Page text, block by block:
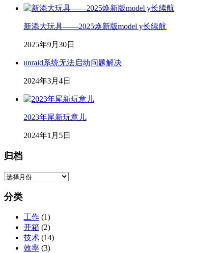
新添大玩具——2025焕新版model y长续航
2025年9月30日
unraid系统无法启动问题解决
2024年3月4日
2023年尾新玩意儿
2024年1月5日
归档
归
分类
工作 (1)
开箱 (2)
技术 (14)
效率 (3)